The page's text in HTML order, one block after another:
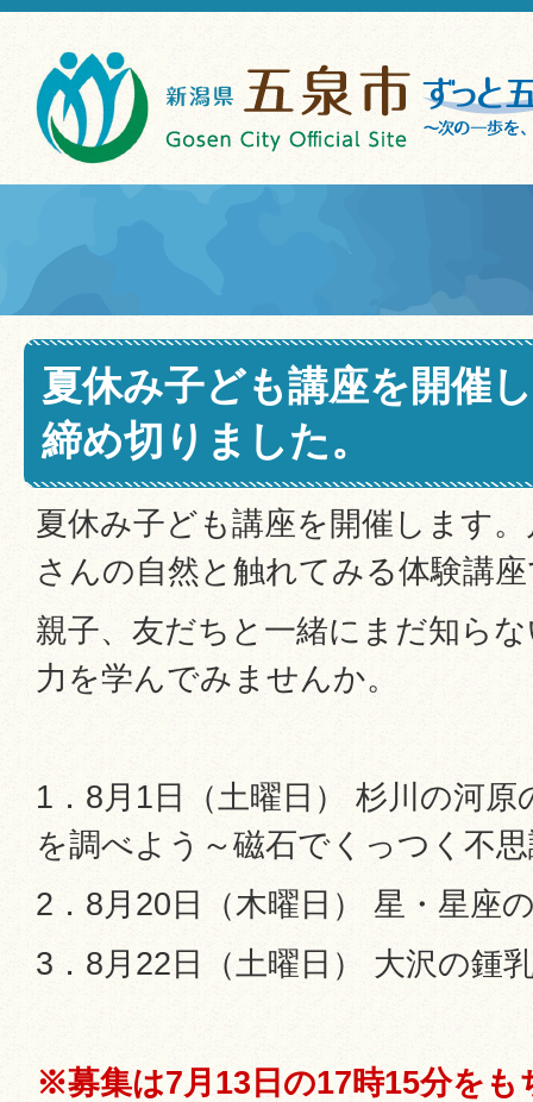
夏休み子ども講座を開催
締め切りました。
夏休み子ども講座を開催します
さんの自然と触れてみる体験講
親子、友だちと一緒にまだ知ら
力を学んでみませんか。
1．8月1日（土曜日） 杉川の河
を調べよう～磁石でくっつく不
2．8月20日（木曜日） 星・星座
3．8月22日（土曜日） 大沢の鍾
※募集は7月13日の17時15分をも